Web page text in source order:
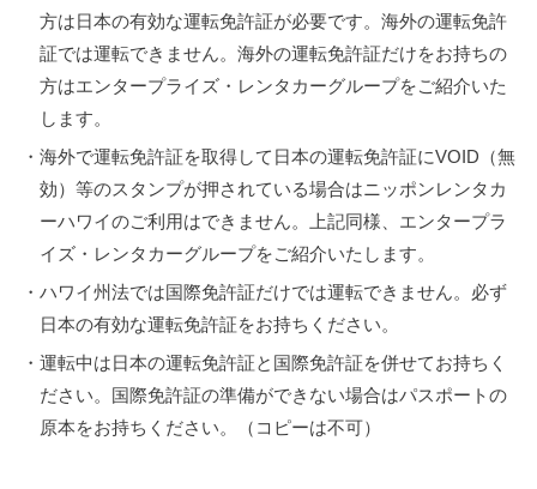
方は日本の有効な運転免許証が必要です。海外の運転免許
証では運転できません。海外の運転免許証だけをお持ちの
方はエンタープライズ・レンタカーグループをご紹介いた
します。
・海外で運転免許証を取得して日本の運転免許証にVOID（無
効）等のスタンプが押されている場合はニッポンレンタカ
ーハワイのご利用はできません。上記同様、エンタープラ
イズ・レンタカーグループをご紹介いたします。
・ハワイ州法では国際免許証だけでは運転できません。必ず
日本の有効な運転免許証をお持ちください。
・運転中は日本の運転免許証と国際免許証を併せてお持ちく
ださい。国際免許証の準備ができない場合はパスポートの
原本をお持ちください。（コピーは不可）